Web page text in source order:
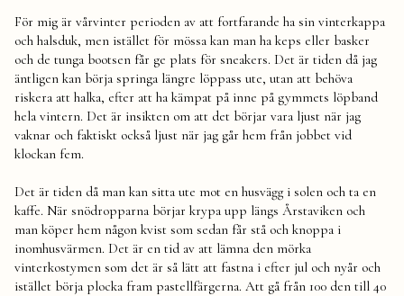
För mig är vårvinter perioden av att fortfarande ha sin vinterkappa
och halsduk, men istället för mössa kan man ha keps eller basker
och de tunga bootsen får ge plats för sneakers. Det är tiden då jag
äntligen kan börja springa längre löppass ute, utan att behöva
riskera att halka, efter att ha kämpat på inne på gymmets löpband
hela vintern. Det är insikten om att det börjar vara ljust när jag
vaknar och faktiskt också ljust när jag går hem från jobbet vid
klockan fem.
Det är tiden då man kan sitta ute mot en husvägg i solen och ta en
kaffe. När snödropparna börjar krypa upp längs Årstaviken och
man köper hem någon kvist som sedan får stå och knoppa i
inomhusvärmen. Det är en tid av att lämna den mörka
vinterkostymen som det är så lätt att fastna i efter jul och nyår och
istället börja plocka fram pastellfärgerna. Att gå från 100 den till 40